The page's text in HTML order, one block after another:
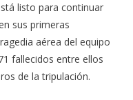
listo para continuar
sus primeras
aérea del equipo
fallecidos entre ellos
de la tripulación.